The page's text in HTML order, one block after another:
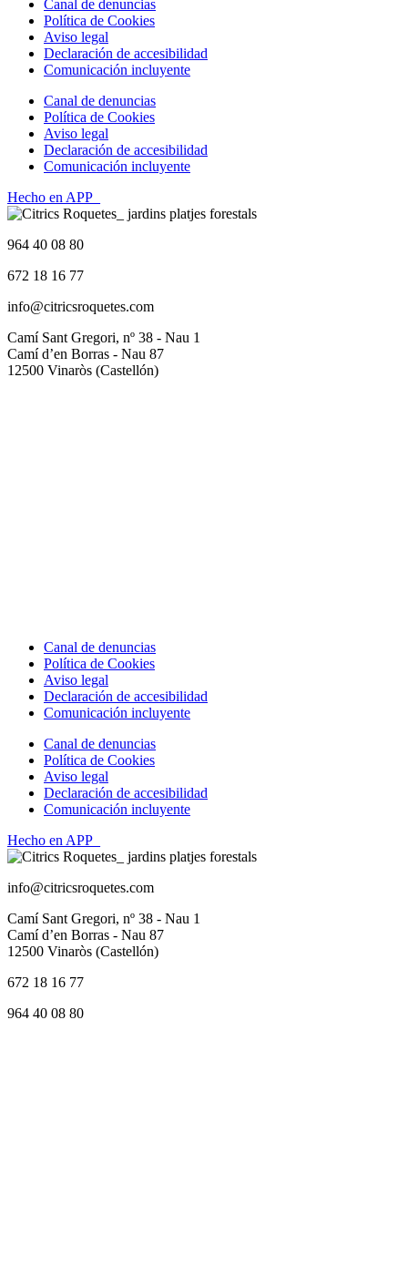
Canal de denuncias
Política de Cookies
Aviso legal
Declaración de accesibilidad
Comunicación incluyente
Canal de denuncias
Política de Cookies
Aviso legal
Declaración de accesibilidad
Comunicación incluyente
Hecho en APP_
964 40 08 80
672 18 16 77
info@citricsroquetes.com
Camí Sant Gregori, nº 38 - Nau 1
Camí d’en Borras - Nau 87
12500 Vinaròs (Castellón)
Canal de denuncias
Política de Cookies
Aviso legal
Declaración de accesibilidad
Comunicación incluyente
Canal de denuncias
Política de Cookies
Aviso legal
Declaración de accesibilidad
Comunicación incluyente
Hecho en APP_
info@citricsroquetes.com
Camí Sant Gregori, nº 38 - Nau 1
Camí d’en Borras - Nau 87
12500 Vinaròs (Castellón)
672 18 16 77
964 40 08 80